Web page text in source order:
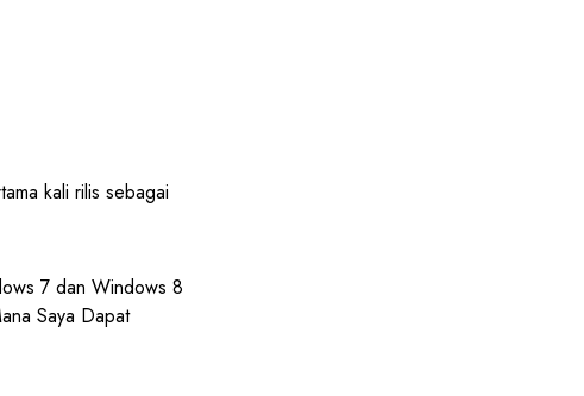
kali rilis sebagai
7 dan Windows 8
Saya Dapat